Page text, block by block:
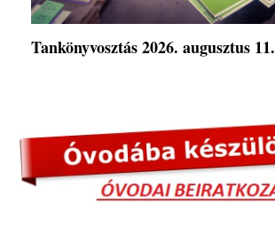
Tankönyvosztás 2026. augusztus 11.